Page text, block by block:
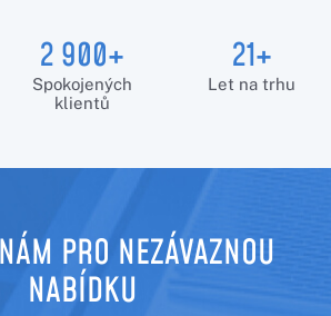
2 900+
Spokojených
klientů
21+
Let na trhu
PRO NEZÁVAZNOU
NABÍDKU